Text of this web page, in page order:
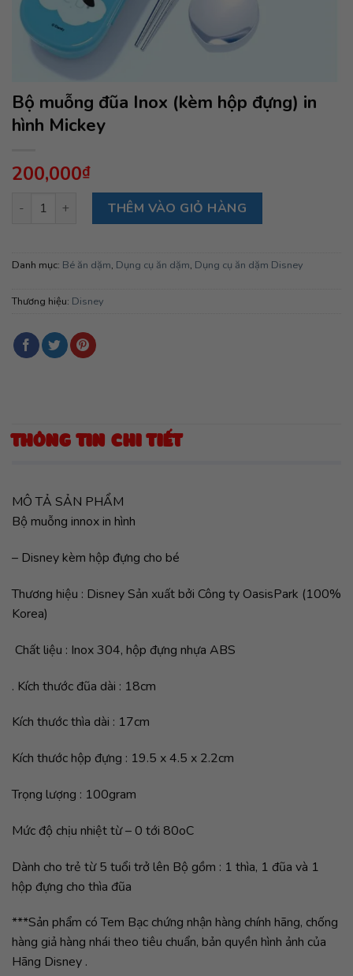
Bộ muỗng đũa Inox (kèm hộp đựng) in
hình Mickey
200,000₫
Bộ muỗng đũa Inox (kèm hộp đựng) in hình Mickey số lượng
THÊM VÀO GIỎ HÀNG
Danh mục: Bé ăn dặm, Dụng cụ ăn dặm, Dụng cụ ăn dặm Disney
Thương hiệu: Disney
THÔNG TIN CHI TIẾT
MÔ TẢ SẢN PHẨM
Bộ muỗng innox in hình
– Disney kèm hộp đựng cho bé
Thương hiệu : Disney Sản xuất bởi Công ty OasisPark (100%
Korea)
Chất liệu : Inox 304, hộp đựng nhựa ABS
. Kích thước đũa dài : 18cm
Kích thước thìa dài : 17cm
Kích thước hộp đựng : 19.5 x 4.5 x 2.2cm
Trọng lượng : 100gram
Mức độ chịu nhiệt từ – 0 tới 80oC
Dành cho trẻ từ 5 tuổi trở lên Bộ gồm : 1 thìa, 1 đũa và 1
hộp đựng cho thìa đũa
***Sản phẩm có Tem Bạc chứng nhận hàng chính hãng, chống
hàng giả hàng nhái theo tiêu chuẩn, bản quyền hình ảnh của
Hãng Disney .